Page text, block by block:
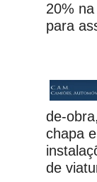
20%
para
de-
chapa
de